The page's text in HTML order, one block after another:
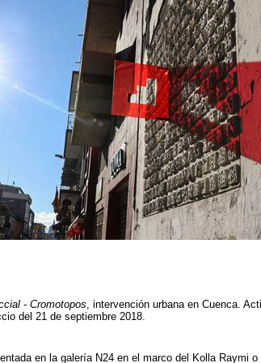
- Cromotopos , intervención urbana en Cuenca.
del 21 de septiembre 2018.
en la galería N24 en el marco del Kolla Raymi